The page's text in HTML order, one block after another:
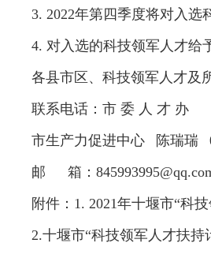
3. 2022年第四季度将对入选
4. 对入选的科技领军人才给
各县市区、科技领军人才及
联系电话：市 委 人 才 办
市生产力促进中心 陈瑞瑞
邮 箱：
附件：1. 2021年十堰市“科
2.十堰市“科技领军人才扶持